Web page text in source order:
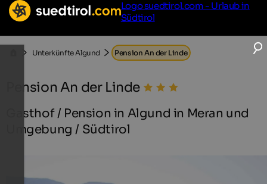
Logo suedtirol.com - Urlaub in
Südtirol
Unterkünfte Algund Pension An der Linde
Pension An der Linde
Gasthof / Pension in Algund in Meran und
Umgebung / Südtirol